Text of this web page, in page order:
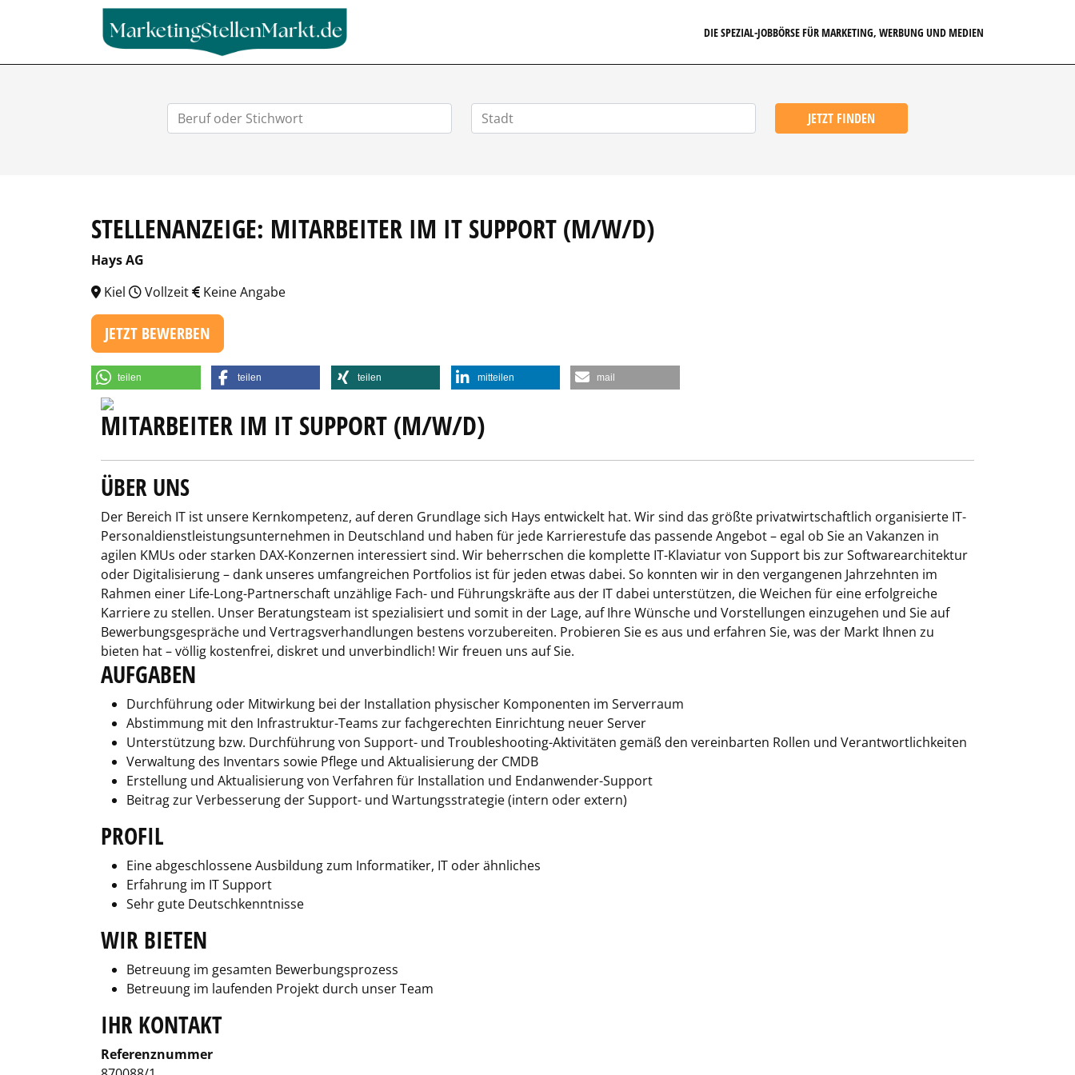
DIE SPEZIAL-JOBBÖRSE FÜR MARKETING, WERBUNG UND MEDIEN
JETZT FINDEN
STELLENANZEIGE: MITARBEITER IM IT SUPPORT (M/W/D)
Hays AG
Kiel
Vollzeit Keine Angabe
JETZT BEWERBEN
teilen teilen teilen mitteilen mail
MITARBEITER IM IT SUPPORT (M/W/D)
ÜBER UNS
Der Bereich IT ist unsere Kernkompetenz, auf deren Grundlage sich Hays entwickelt hat. Wir sind das größte privatwirtschaftlich organisierte IT-
Personaldienstleistungsunternehmen in Deutschland und haben für jede Karrierestufe das passende Angebot – egal ob Sie an Vakanzen in
agilen KMUs oder starken DAX-Konzernen interessiert sind. Wir beherrschen die komplette IT-Klaviatur von Support bis zur Softwarearchitektur
oder Digitalisierung – dank unseres umfangreichen Portfolios ist für jeden etwas dabei. So konnten wir in den vergangenen Jahrzehnten im
Rahmen einer Life-Long-Partnerschaft unzählige Fach- und Führungskräfte aus der IT dabei unterstützen, die Weichen für eine erfolgreiche
Karriere zu stellen. Unser Beratungsteam ist spezialisiert und somit in der Lage, auf Ihre Wünsche und Vorstellungen einzugehen und Sie auf
Bewerbungsgespräche und Vertragsverhandlungen bestens vorzubereiten. Probieren Sie es aus und erfahren Sie, was der Markt Ihnen zu
bieten hat – völlig kostenfrei, diskret und unverbindlich! Wir freuen uns auf Sie.
AUFGABEN
Durchführung oder Mitwirkung bei der Installation physischer Komponenten im Serverraum
Abstimmung mit den Infrastruktur-Teams zur fachgerechten Einrichtung neuer Server
Unterstützung bzw. Durchführung von Support- und Troubleshooting-Aktivitäten gemäß den vereinbarten Rollen und Verantwortlichkeiten
Verwaltung des Inventars sowie Pflege und Aktualisierung der CMDB
Erstellung und Aktualisierung von Verfahren für Installation und Endanwender-Support
Beitrag zur Verbesserung der Support- und Wartungsstrategie (intern oder extern)
PROFIL
Eine abgeschlossene Ausbildung zum Informatiker, IT oder ähnliches
Erfahrung im IT Support
Sehr gute Deutschkenntnisse
WIR BIETEN
Betreuung im gesamten Bewerbungsprozess
Betreuung im laufenden Projekt durch unser Team
IHR KONTAKT
Referenznummer